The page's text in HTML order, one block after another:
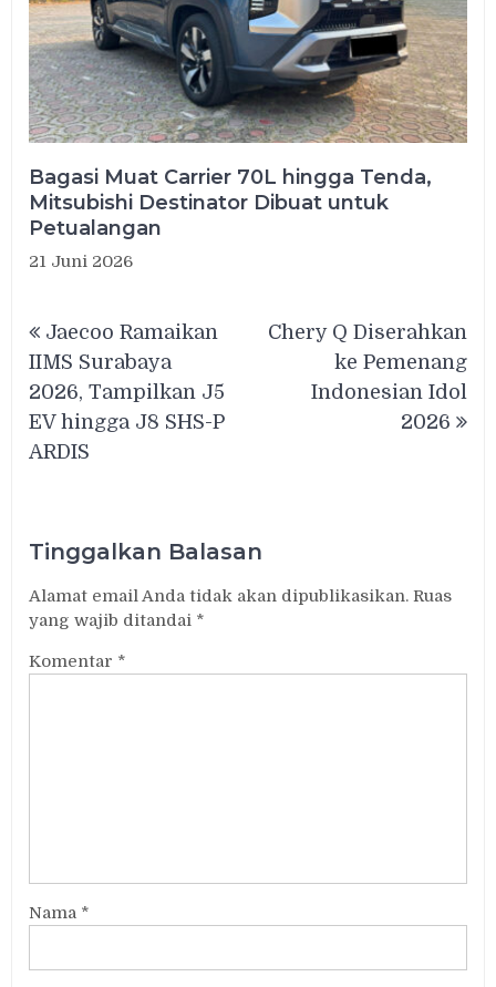
Bagasi Muat Carrier 70L hingga Tenda,
Mitsubishi Destinator Dibuat untuk
Petualangan
21 Juni 2026
pos
Jaecoo Ramaikan
IIMS Surabaya
2026, Tampilkan J5
EV hingga J8 SHS-P
ARDIS
Chery Q Diserahkan
ke Pemenang
Indonesian Idol
2026
Tinggalkan Balasan
Alamat email Anda tidak akan dipublikasikan. Ruas
yang wajib ditandai *
Komentar *
Nama *